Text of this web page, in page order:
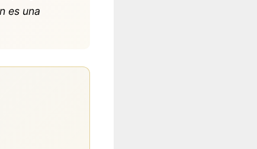
es una